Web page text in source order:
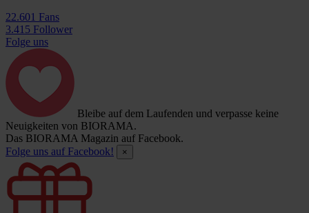
22.601 Fans
3.415 Follower
Folge uns
Bleibe auf dem Laufenden und verpasse keine
Neuigkeiten von BIORAMA.
Das BIORAMA Magazin auf Facebook.
Folge uns auf Facebook!
×